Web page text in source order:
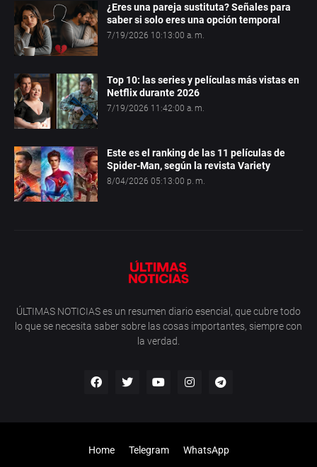
¿Eres una pareja sustituta? Señales para
saber si solo eres una opción temporal
7/19/2026 10:13:00 a. m.
Top 10: las series y películas más vistas en
Netflix durante 2026
7/19/2026 11:42:00 a. m.
Este es el ranking de las 11 películas de
Spider-Man, según la revista Variety
8/04/2026 05:13:00 p. m.
ÚLTIMAS NOTICIAS es un resumen diario esencial, que cubre todo
lo que se necesita saber sobre las cosas importantes, siempre con
la verdad.
Home Telegram WhatsApp